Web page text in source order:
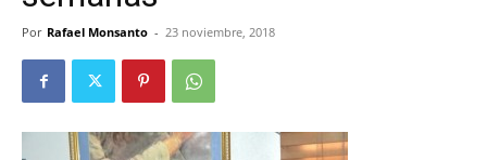
Por Rafael Monsanto - 23 noviembre, 2018